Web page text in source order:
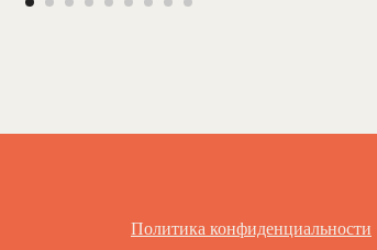
Политика конфиденциальности